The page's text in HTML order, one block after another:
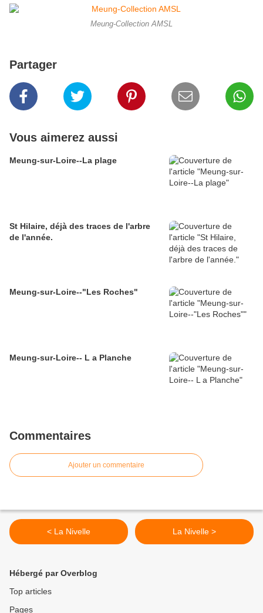
Meung-Collection AMSL
Partager
Vous aimerez aussi
Meung-sur-Loire--La plage
St Hilaire, déjà des traces de l'arbre
de l'année.
Meung-sur-Loire--"Les Roches"
Meung-sur-Loire-- L a Planche
Commentaires
Ajouter un commentaire
< La Nivelle La Nivelle >
Hébergé par Overblog
Top articles
Pages